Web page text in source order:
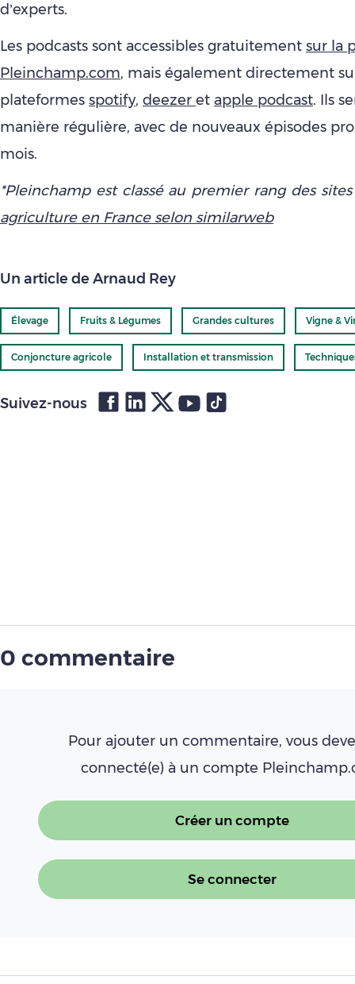
d’experts.
Les podcasts sont accessibles gratuitement sur la
Pleinchamp.com, mais également directement
plateformes spotify, deezer et apple podcast. Ils
manière régulière, avec de nouveaux épisodes
mois.
*Pleinchamp est classé au premier rang des
agriculture en France selon similarweb
Un article de Arnaud Rey
Élevage Fruits & Légumes Grandes cultures Vigne &
Conjoncture agricole Installation et transmission
Suivez-nous
0 commentaire
Pour ajouter un commentaire, vous
connecté(e) à un compte
Créer un compte
Se connecter